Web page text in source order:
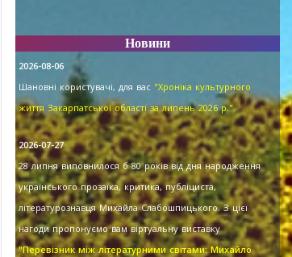
Новини
2026-08-06
Шановні користувачі, для вас "Хроніка культурного
життя Закарпатської області за липень 2026 р.".
2026-07-27
28 липня виповнилося б 80 років від дня народження
українського прозаїка, критика, публіциста,
літературознавця Михайла Слабошпицького. З цієї
нагоди пропонуємо вам віртуальну виставку
"Перевізник між літературними світами: Михайло